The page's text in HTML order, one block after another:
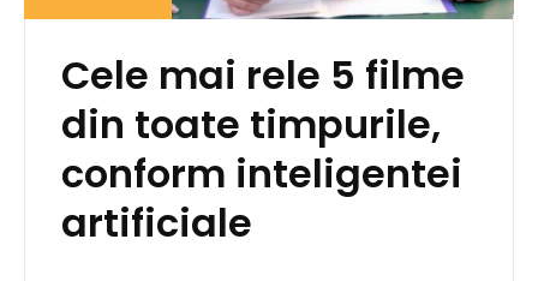
Cele mai rele 5 filme
din toate timpurile,
conform inteligentei
artificiale